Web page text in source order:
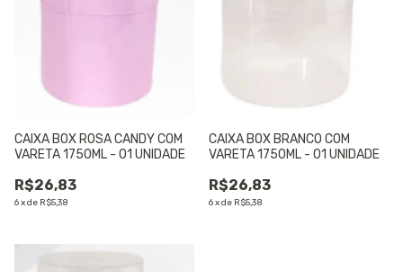
CAIXA BOX ROSA CANDY COM
VARETA 1750ML - 01 UNIDADE
R$26,83
6xde R$5,38
CAIXA BOX BRANCO COM
VARETA 1750ML - 01 UNIDADE
R$26,83
6xde R$5,38